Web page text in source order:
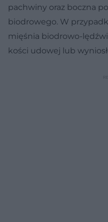
pachwiny oraz boczna
biodrowego. W
mięśnia biodrowo-
kości udowej lub